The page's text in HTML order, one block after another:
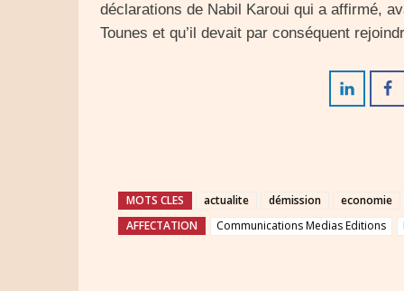
déclarations de Nabil Karoui qui a affirmé,
Tounes et qu’il devait par conséquent
MOTS CLES actualite démission economie
AFFECTATION
Communications Medias Editions